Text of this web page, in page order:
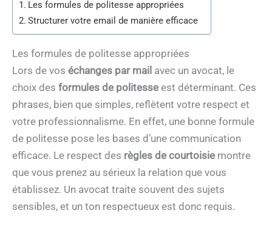
Les formules de politesse appropriées
Structurer votre email de manière efficace
Les formules de politesse appropriées
Lors de vos échanges par mail avec un avocat, le
choix des formules de politesse est déterminant. Ces
phrases, bien que simples, reflètent votre respect et
votre professionnalisme. En effet, une bonne formule
de politesse pose les bases d’une communication
efficace. Le respect des règles de courtoisie montre
que vous prenez au sérieux la relation que vous
établissez. Un avocat traite souvent des sujets
sensibles, et un ton respectueux est donc requis.